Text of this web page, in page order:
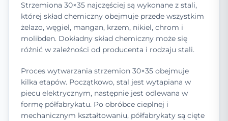
Strzemiona 30×35 najczęściej są wykonane z stali,
której skład chemiczny obejmuje przede wszystkim
żelazo, węgiel, mangan, krzem, nikiel, chrom i
molibden. Dokładny skład chemiczny może się
różnić w zależności od producenta i rodzaju stali.
Proces wytwarzania strzemion 30×35 obejmuje
kilka etapów. Początkowo, stal jest wytapiana w
piecu elektrycznym, następnie jest odlewana w
formę półfabrykatu. Po obróbce cieplnej i
mechanicznym kształtowaniu, półfabrykaty są cięte